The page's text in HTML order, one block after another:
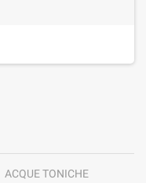
ACQUE TONICHE